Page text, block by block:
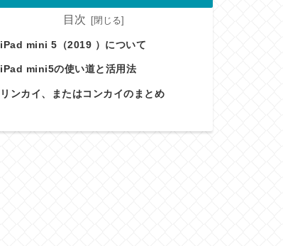
目次
iPad mini 5（2019 ）について
iPad mini5の使い道と活用法
リンカイ、またはコンカイのまとめ